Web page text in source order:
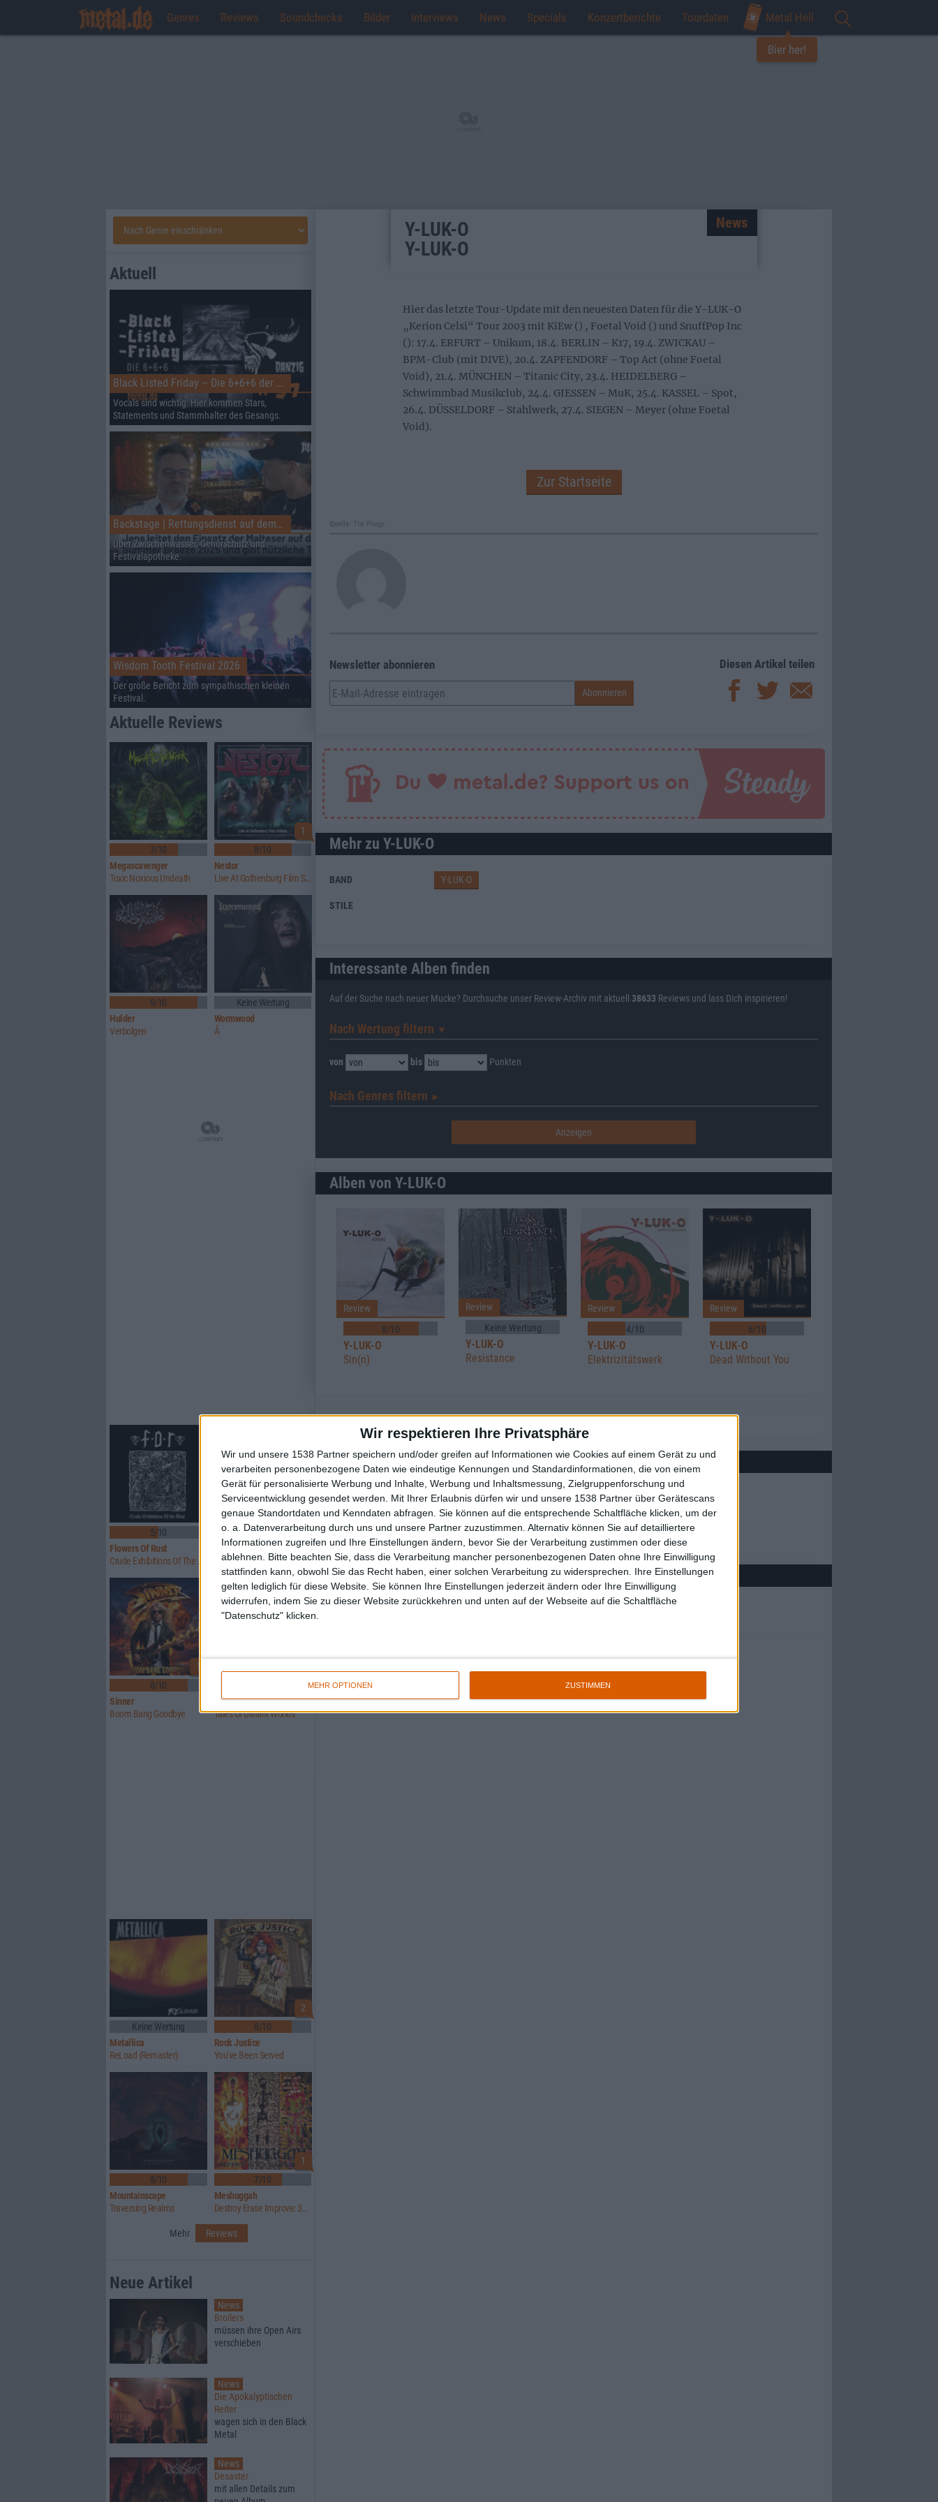
Wir respektieren Ihre Privatsphäre
Wir und unsere 1538 Partner speichern und/oder greifen auf Informationen wie Cookies auf einem Gerät zu und
verarbeiten personenbezogene Daten wie eindeutige Kennungen und Standardinformationen, die von einem
Gerät für personalisierte Werbung und Inhalte, Werbung und Inhaltsmessung, Zielgruppenforschung und
Serviceentwicklung gesendet werden.
Mit Ihrer Erlaubnis dürfen wir und unsere 1538 Partner über Gerätescans
genaue Standortdaten und Kenndaten abfragen. Sie können auf die entsprechende Schaltfläche klicken, um der
o. a. Datenverarbeitung durch uns und unsere Partner zuzustimmen. Alternativ können Sie auf detailliertere
Informationen zugreifen und Ihre Einstellungen ändern, bevor Sie der Verarbeitung zustimmen oder diese
ablehnen.
Bitte beachten Sie, dass die Verarbeitung mancher personenbezogenen Daten ohne Ihre Einwilligung
stattfinden kann, obwohl Sie das Recht haben, einer solchen Verarbeitung zu widersprechen. Ihre Einstellungen
gelten lediglich für diese Website. Sie können Ihre Einstellungen jederzeit ändern oder Ihre Einwilligung
widerrufen, indem Sie zu dieser Website zurückkehren und unten auf der Webseite auf die Schaltfläche
"Datenschutz" klicken.
MEHR OPTIONEN ZUSTIMMEN
Genres Reviews Soundchecks Bilder Interviews News Specials Konzertberichte Tourdaten Metal Hell
Bier her!
Y-LUK-O
Y-LUK-O
News
Hier das letzte Tour-Update mit den neuesten Daten für die Y-LUK-O
„Kerion Celsi“ Tour 2003 mit KiEw ( ) , Foetal Void ( ) und SnuffPop Inc
( ): 17.4. ERFURT – Unikum, 18.4. BERLIN – K17, 19.4. ZWICKAU –
BPM-Club (mit DIVE), 20.4. ZAPFENDORF – Top Act (ohne Foetal
Void), 21.4. MÜNCHEN – Titanic City, 23.4. HEIDELBERG –
Schwimmbad Musikclub, 24.4. GIESSEN – MuK, 25.4. KASSEL – Spot,
26.4. DÜSSELDORF – Stahlwerk, 27.4. SIEGEN – Meyer (ohne Foetal
Void).
Zur Startseite
Newsletter abonnieren Diesen Artikel teilen
Mehr zu Y-LUK-O
BAND Y-LUK-O
STILE
Interessante Alben finden
Auf der Suche nach neuer Mucke? Durchsuche unser Review-Archiv mit aktuell 38633 Reviews und lass Dich inspirieren!
Nach Wertung filtern ▼︎
von bis Punkten
Nach Genres filtern ►︎
Alben von Y-LUK-O
8/10
Review
Y-LUK-O
Sin(n)
Keine Wertung
Review
Y-LUK-O
Resistance
4/10
Review
Y-LUK-O
Elektrizitätswerk
6/10
Review
Y-LUK-O
Dead Without You
Weitere Artikel zu Y-LUK-O
Interview
Y-LUK-O
Y-Luk-O
Kommentare
Sag Deine Meinung!
Aktuell
Black Listed Friday – Die 6+6+6 der Woche
Vocals sind wichtig: Hier kommen Stars,
Statements und Stammhalter des Gesangs.
Backstage | Rettungsdienst auf dem Summer Breeze
Über Zwischenwasser, Gehörschutz und
Festivalapotheke.
Wisdom Tooth Festival 2026
Der große Bericht zum sympathischen kleinen
Festival.
Aktuelle Reviews
7/10
Megascavenger
Toxic Noxious Undeath
1
8/10
Nestor
Live At Gothenburg Film Studios
9/10
Hulder
Verbolgen
Keine Wertung
Wormwood
Å
5/10
Flowers Of Rust
8/10
Xandria
Eclipse
1
8/10
Sinner
Boom Bang Goodbye
Crusade Of Bards
Tales Of Distant Worlds
Keine Wertung
Metallica
ReLoad (Remaster)
2
8/10
Rock Justice
You've Been Served
8/10
Mountainscape
Traversing Realms
1
7/10
Meshuggah
Destroy Erase Improve: 30th Anniversary Edition
Mehr Reviews
Neue Artikel
News
Broilers
müssen ihre Open Airs
verschieben
News
Die Apokalyptischen
Reiter
wagen sich in den Black
Metal
News
Desaster
mit allen Details zum